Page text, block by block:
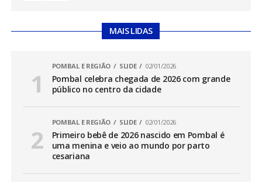
MAIS LIDAS
POMBAL E REGIÃO SLIDE 02/01/2026
Pombal celebra chegada de 2026 com grande
público no centro da cidade
POMBAL E REGIÃO SLIDE 02/01/2026
Primeiro bebê de 2026 nascido em Pombal é
uma menina e veio ao mundo por parto
cesariana